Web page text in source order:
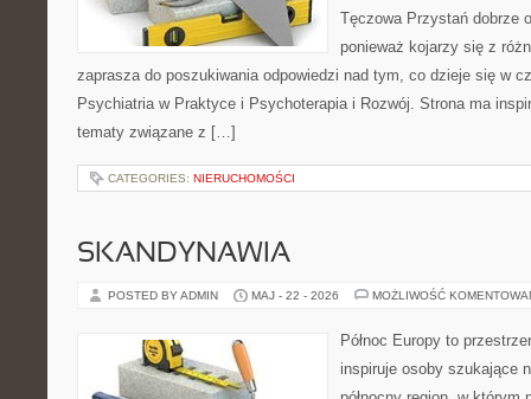
Tęczowa Przystań dobrze
ponieważ kojarzy się z
zaprasza do poszukiwania odpowiedzi nad tym, co dzieje się w
Psychiatria w Praktyce i Psychoterapia i Rozwój. Strona ma
tematy związane z […]
CATEGORIES: NIERUCHOMOŚCI
SKANDYNAWIA
POSTED BY ADMIN MAJ - 22 - 2026 MOŻLIWOŚĆ
Północ Europy to
inspiruje osoby szukające